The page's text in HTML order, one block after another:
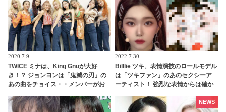
に爆笑
姿を見せる彼女に称賛の声
2020.7.9
TWICE ミナは、King Gnuが大好
き！？ ジョンヨンは「鬼滅の刃」の
あの曲をチョイス・・メンバーがお
2022.7.30
Billlie ツキ、表情演技のロールモデル
は「ツキファン」のあのセクシーア
ーティスト！ 強烈な表情からは確か
愛だった２人に感激
NEWS